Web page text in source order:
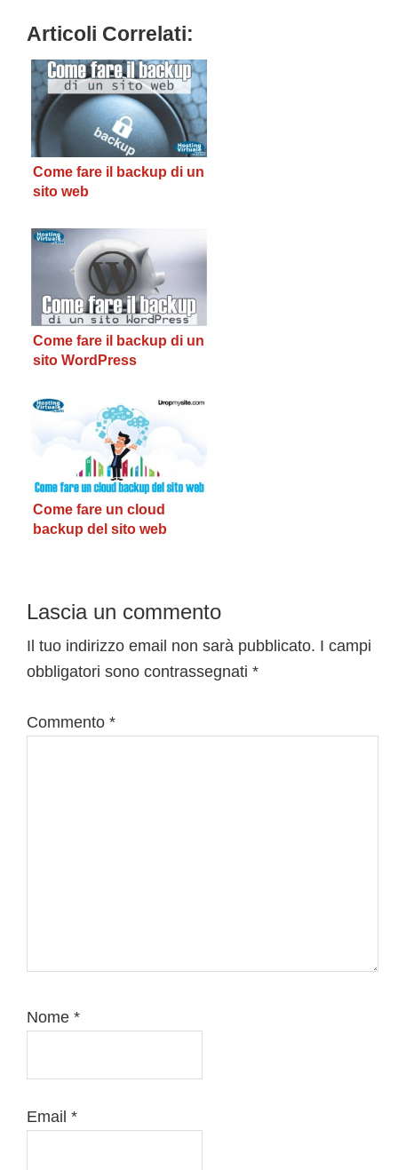
Articoli Correlati:
Come fare il backup di un
sito web
Come fare il backup di un
sito WordPress
Come fare un cloud
backup del sito web
Interazioni
del
lettore
Lascia un commento
Il tuo indirizzo email non sarà pubblicato. I campi
obbligatori sono contrassegnati *
Commento *
Nome *
Email *